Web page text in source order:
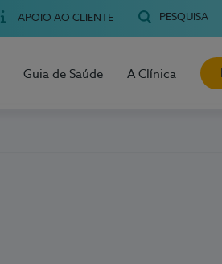
APOIO AO CLIENTE PESQUISA
Guia de Saúde A Clínica